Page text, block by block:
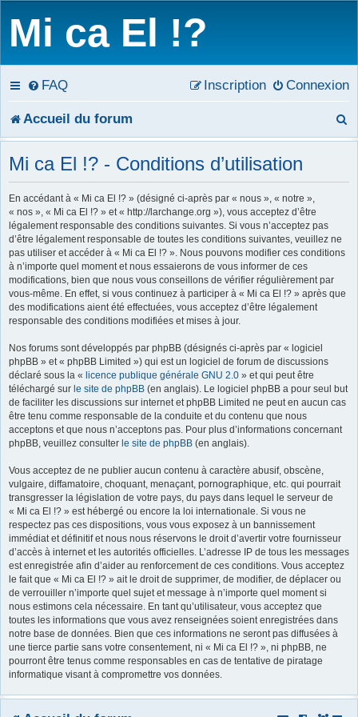
Mi ca El !?
FAQ Connexion
Inscription
Accueil du forum
e
Mi ca El !? - Conditions d’utilisation
En accédant à « Mi ca El !? » (désigné ci-après par « nous », « notre »,
« nos », « Mi ca El !? » et « http://larchange.org »), vous acceptez d’être
légalement responsable des conditions suivantes. Si vous n’acceptez pas
d’être légalement responsable de toutes les conditions suivantes, veuillez ne
pas utiliser et accéder à « Mi ca El !? ». Nous pouvons modifier ces conditions
à n’importe quel moment et nous essaierons de vous informer de ces
modifications, bien que nous vous conseillons de vérifier régulièrement par
vous-même. En effet, si vous continuez à participer à « Mi ca El !? » après que
des modifications aient été effectuées, vous acceptez d’être légalement
responsable des conditions modifiées et mises à jour.
Nos forums sont développés par phpBB (désignés ci-après par « logiciel
phpBB » et « phpBB Limited ») qui est un logiciel de forum de discussions
déclaré sous la « licence publique générale GNU 2.0 » et qui peut être
téléchargé sur le site de phpBB (en anglais). Le logiciel phpBB a pour seul but
de faciliter les discussions sur internet et phpBB Limited ne peut en aucun cas
être tenu comme responsable de la conduite et du contenu que nous
acceptons et que nous n’acceptons pas. Pour plus d’informations concernant
phpBB, veuillez consulter le site de phpBB (en anglais).
Vous acceptez de ne publier aucun contenu à caractère abusif, obscène,
vulgaire, diffamatoire, choquant, menaçant, pornographique, etc. qui pourrait
transgresser la législation de votre pays, du pays dans lequel le serveur de
« Mi ca El !? » est hébergé ou encore la loi internationale. Si vous ne
respectez pas ces dispositions, vous vous exposez à un bannissement
immédiat et définitif et nous nous réservons le droit d’avertir votre fournisseur
d’accès à internet et les autorités officielles. L’adresse IP de tous les messages
est enregistrée afin d’aider au renforcement de ces conditions. Vous acceptez
le fait que « Mi ca El !? » ait le droit de supprimer, de modifier, de déplacer ou
de verrouiller n’importe quel sujet et message à n’importe quel moment si
nous estimons cela nécessaire. En tant qu’utilisateur, vous acceptez que
toutes les informations que vous avez renseignées soient enregistrées dans
notre base de données. Bien que ces informations ne seront pas diffusées à
une tierce partie sans votre consentement, ni « Mi ca El !? », ni phpBB, ne
pourront être tenus comme responsables en cas de tentative de piratage
informatique visant à compromettre vos données.